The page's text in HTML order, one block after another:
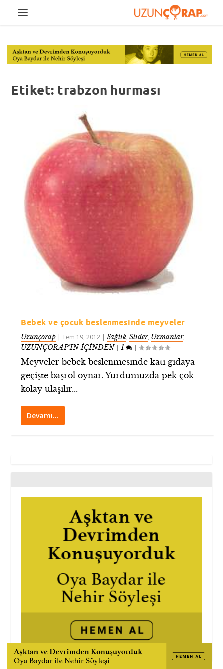
Etiket: trabzon hurması
Bebek ve çocuk beslenmesinde meyveler
Uzunçorap |Tem 19, 2012 |Sağlık,Slider, Uzmanlar,
UZUNÇORAP’IN İÇİNDEN|1 |
Meyveler bebek beslenmesinde katı gıdaya
geçişte başrol oynar. Yurdumuzda pek çok
kolay ulaşılır...
Devamı…